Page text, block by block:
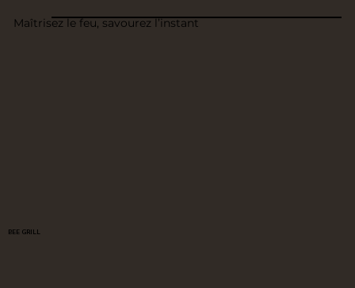
Maîtrisez le feu, savourez l’instant
BEE GRILL